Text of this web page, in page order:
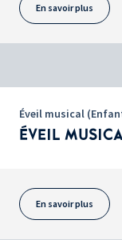
En savoir plus
Éveil musical
ÉVEIL
En savoir plus